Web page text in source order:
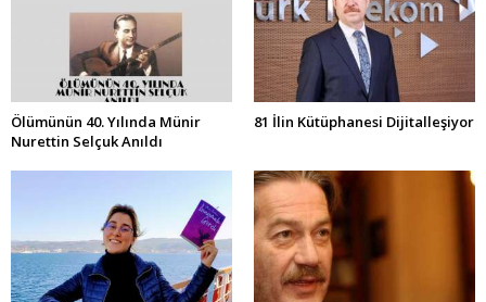
Ölümünün 40. Yılında Münir
Nurettin Selçuk Anıldı
81 İlin Kütüphanesi Dijitalleşiyor